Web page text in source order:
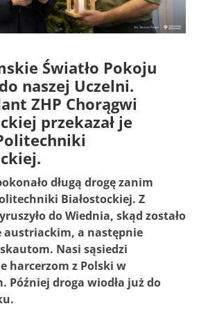
Światło Pokoju
naszej Uczelni.
ZHP Chorągwi
przekazał je
długą drogę zanim
Białostockiej. Z
do Wiednia, skąd zostało
austriackim, a następnie
Nasi sąsiedzi
harcerzom z Polski w
Później droga wiodła już do